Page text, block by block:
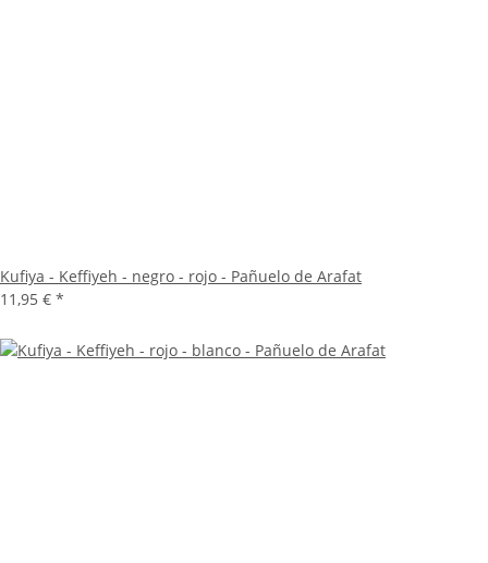
Kufiya - Keffiyeh - negro - rojo - Pañuelo de Arafat
11,95 € *